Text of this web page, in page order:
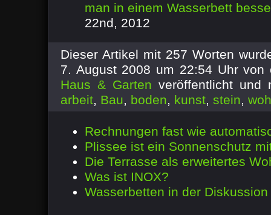
man in einem Wasserbett
22nd, 2012
Dieser Artikel mit 257 Worten
7. August 2008 um 22:54 Uhr von
Haus & Garten veröffentlicht und
arbeit, Bau, boden, kunst, stein,
Rechnungen fast wie
Plissee ist ein Sonnenschutz
Die Terrasse als erweitertes
Was ist INOX?
Wasserbetten in der Diskussion